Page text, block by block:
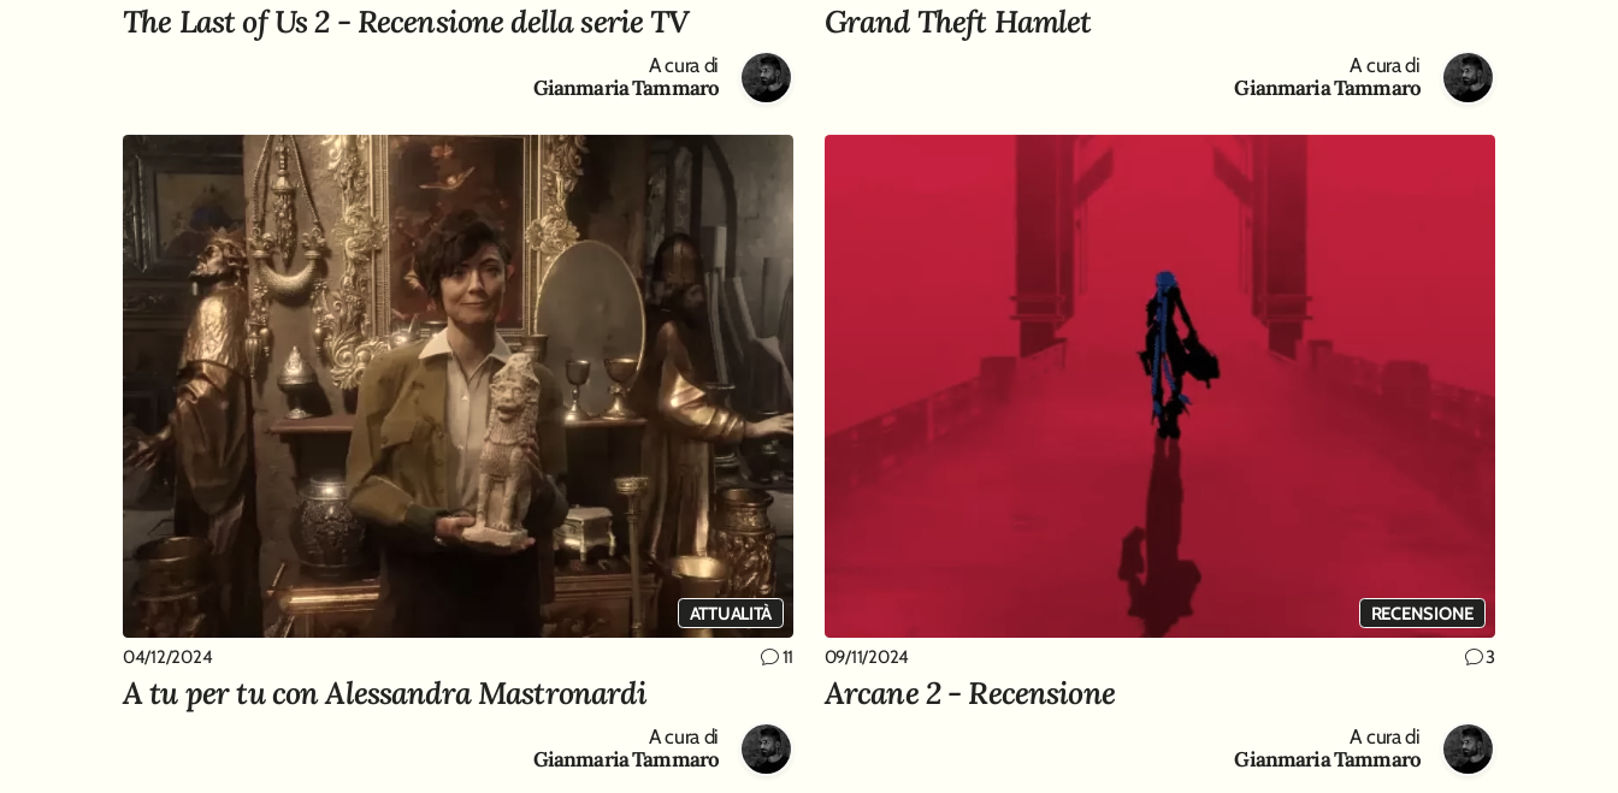
The Last of Us 2 - Recensione della serie TV
A cura di
Gianmaria Tammaro
Grand Theft Hamlet
A cura di
Gianmaria Tammaro
ATTUALITÀ
04/12/2024 11
A tu per tu con Alessandra Mastronardi
A cura di
Gianmaria Tammaro
RECENSIONE
09/11/2024 3
Arcane 2 - Recensione
A cura di
Gianmaria Tammaro